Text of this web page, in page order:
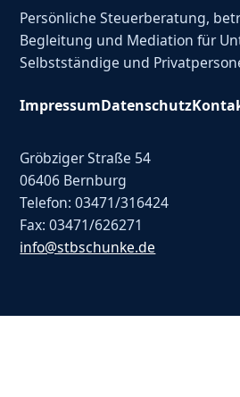
Persönliche Steuerberatung,
Begleitung und Mediation für
Selbstständige und
ImpressumDatenschutz
Gröbziger Straße 54
06406 Bernburg
Telefon: 03471/316424
Fax: 03471/626271
info@stbschunke.de